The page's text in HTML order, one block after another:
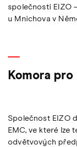
společnosti EIZO
u Mnichova v
Komora
Společnost EIZO
EMC, ve které lze
odvětvových